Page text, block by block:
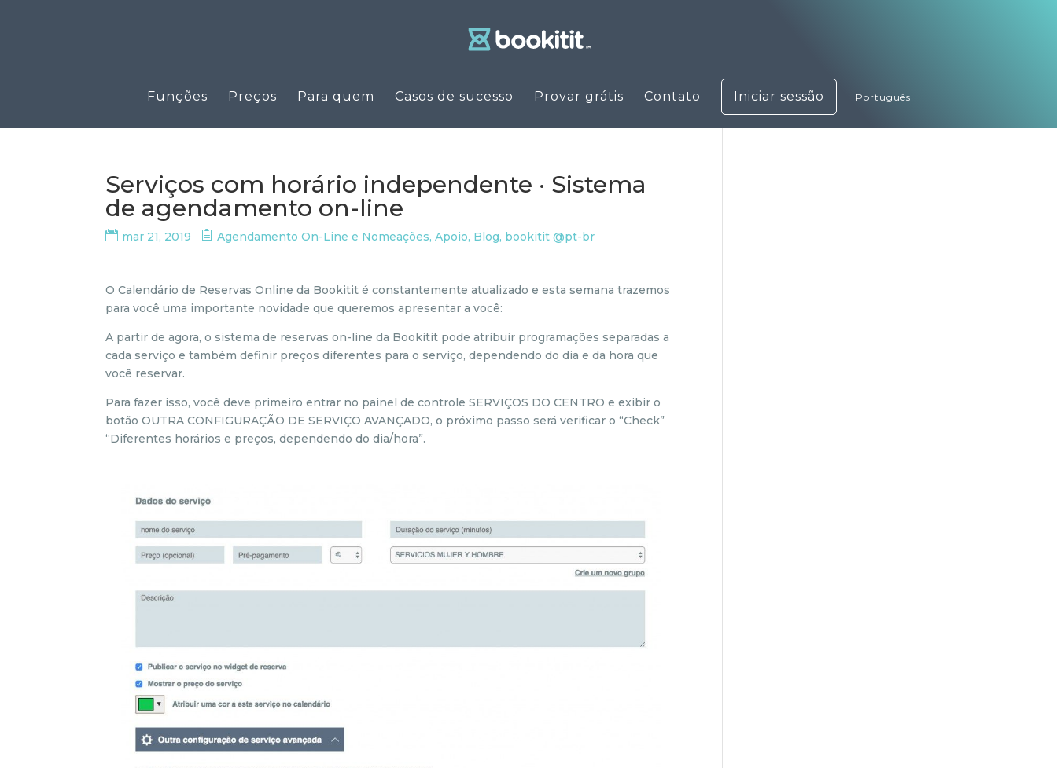
Funções Preços Para quem Casos de sucesso Provar grátis Contato Iniciar sessão Português
Serviços com horário independente · Sistema
de agendamento on-line
mar 21, 2019 Agendamento On-Line e Nomeações,Apoio, Blog, bookitit @pt-br
O Calendário de Reservas Online da Bookitit é constantemente atualizado e esta semana trazemos
para você uma importante novidade que queremos apresentar a você:
A partir de agora, o sistema de reservas on-line da Bookitit pode atribuir programações separadas a
cada serviço e também definir preços diferentes para o serviço, dependendo do dia e da hora que
você reservar.
Para fazer isso, você deve primeiro entrar no painel de controle SERVIÇOS DO CENTRO e exibir o
botão OUTRA CONFIGURAÇÃO DE SERVIÇO AVANÇADO, o próximo passo será verificar o “Check”
“Diferentes horários e preços, dependendo do dia/hora”.